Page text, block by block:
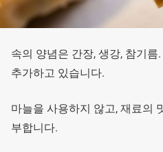
속의 양념은 간장, 생강, 참기
추가하고 있습니다.
마늘을 사용하지 않고, 재료의
부합니다.